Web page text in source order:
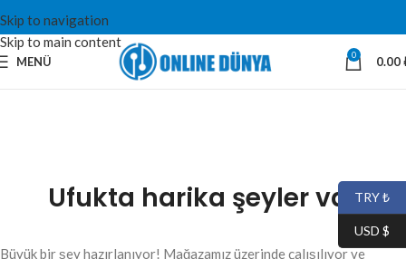
Skip to navigation
Skip to main content
MENÜ 0 0.00
Ufukta harika şeyler var
Büyük bir şey hazırlanıyor! Mağazamız üzerinde çalışılıyor ve
TRY ₺
USD $